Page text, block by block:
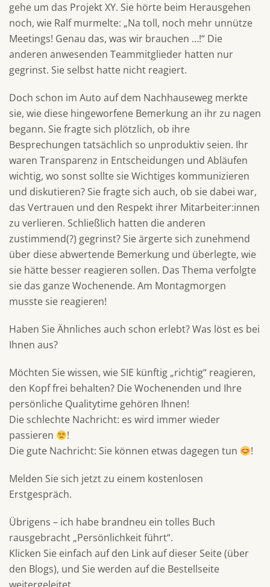
gehe um das Projekt XY. Sie hörte beim Herausgehen
noch, wie Ralf murmelte: „Na toll, noch mehr unnütze
Meetings! Genau das, was wir brauchen …!“ Die
anderen anwesenden Teammitglieder hatten nur
gegrinst. Sie selbst hatte nicht reagiert.
Doch schon im Auto auf dem Nachhauseweg merkte
sie, wie diese hingeworfene Bemerkung an ihr zu nagen
begann. Sie fragte sich plötzlich, ob ihre
Besprechungen tatsächlich so unproduktiv seien. Ihr
waren Transparenz in Entscheidungen und Abläufen
wichtig, wo sonst sollte sie Wichtiges kommunizieren
und diskutieren? Sie fragte sich auch, ob sie dabei war,
das Vertrauen und den Respekt ihrer Mitarbeiter:innen
zu verlieren. Schließlich hatten die anderen
zustimmend(?) gegrinst? Sie ärgerte sich zunehmend
über diese abwertende Bemerkung und überlegte, wie
sie hätte besser reagieren sollen. Das Thema verfolgte
sie das ganze Wochenende. Am Montagmorgen
musste sie reagieren!
Haben Sie Ähnliches auch schon erlebt? Was löst es bei
Ihnen aus?
Möchten Sie wissen, wie SIE künftig „richtig“ reagieren,
den Kopf frei behalten? Die Wochenenden und Ihre
persönliche Qualitytime gehören Ihnen!
Die schlechte Nachricht: es wird immer wieder
passieren
!
Die gute Nachricht: Sie können etwas dagegen tun
!
Melden Sie sich jetzt zu einem kostenlosen
Erstgespräch.
Übrigens – ich habe brandneu ein tolles Buch
rausgebracht „Persönlichkeit führt“.
Klicken Sie einfach auf den Link auf dieser Seite (über
den Blogs), und Sie werden auf die Bestellseite